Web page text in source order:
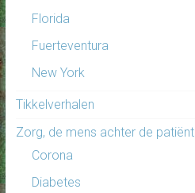
Florida
Fuerteventura
New York
Tikkelverhalen
Zorg, de mens achter de patiënt
Corona
Diabetes